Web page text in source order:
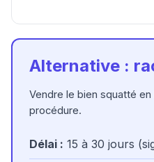
Alternative :
Vendre le bien squatté
procédure.
Délai : 15 à 30 jours